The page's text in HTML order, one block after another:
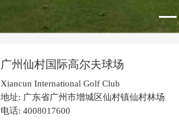
广州仙村国际高尔夫球场
Xiancun International Golf Club
地址: 广东省广州市增城区仙村镇仙村林场
电话: 4008017600